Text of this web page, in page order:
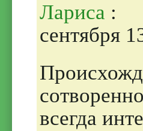
Лариса :
сентября
всегда